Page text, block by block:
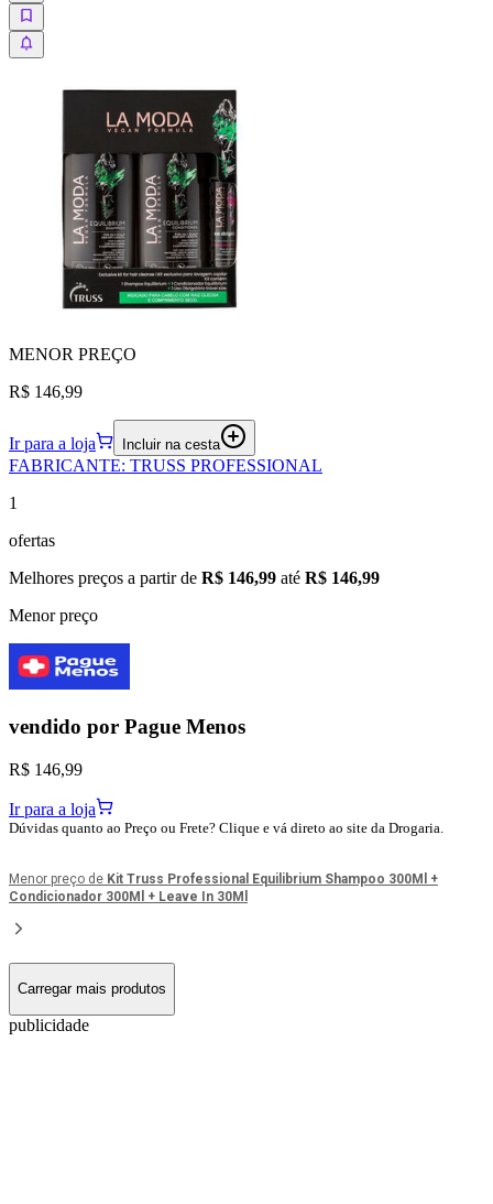
MENOR PREÇO
R$ 146,99
Ir para a loja Incluir na cesta
FABRICANTE: TRUSS PROFESSIONAL
1
ofertas
Melhores preços a partir de R$ 146,99 até R$ 146,99
Menor preço
vendido por Pague Menos
R$ 146,99
Ir para a loja
Dúvidas quanto ao Preço ou Frete? Clique e vá direto ao site da Drogaria.
Menor preço de Kit Truss Professional Equilibrium Shampoo 300Ml +
Condicionador 300Ml + Leave In 30Ml
Carregar mais produtos
publicidade